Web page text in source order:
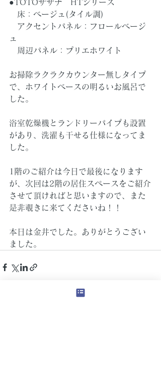
●TOTOサザナ　HTシリーズ
床：ベージュ(タイル調)
アクセントパネル：フロールベージ
ュ
周辺パネル：プリエホワイト
お掃除ラクラクカウンター無しタイプ
で、ホワイトベースの明るいお風呂で
した。
浴室乾燥機とランドリーパイプも設置
があり、洗濯も干せる仕様になってま
した。
1階のご紹介は今日で最後になります
が、次回は2階の居住スペースをご紹介
させて頂ければと思いますので、また
是非覗きに来てくださいね！！
本日は金井でした。ありがとうござい
ました。